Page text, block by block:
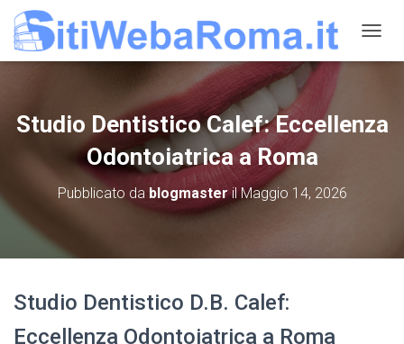
A
A
Studio Dentistico Calef: Eccellenza
Odontoiatrica a Roma
Pubblicato da blogmasterilMaggio 14, 2026
Studio Dentistico D.B. Calef:
Eccellenza Odontoiatrica a Roma